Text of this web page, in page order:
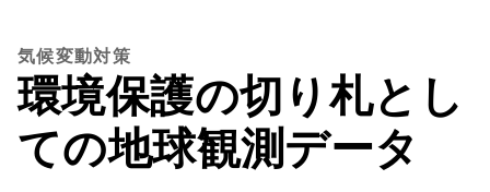
気候変動対策
環境保護の切り札とし
ての地球観測データ